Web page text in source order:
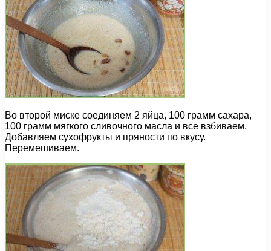
Во второй миске соединяем 2 яйца, 100 грамм сахара,
100 грамм мягкого сливочного масла и все взбиваем.
Добавляем сухофрукты и пряности по вкусу.
Перемешиваем.